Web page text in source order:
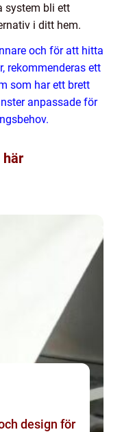
system bli ett
i ditt hem.
och för att hitta
rekommenderas ett
som har ett brett
anpassade för
här